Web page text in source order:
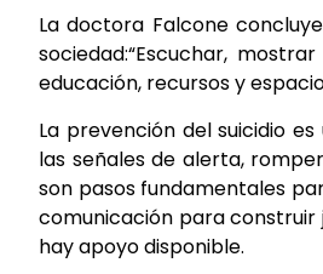
La doctora Falcone
sociedad:“Escuchar,
educación, recursos y
La prevención del suicidio
las señales de alerta,
son pasos fundamentales
comunicación para construir
hay apoyo disponible.